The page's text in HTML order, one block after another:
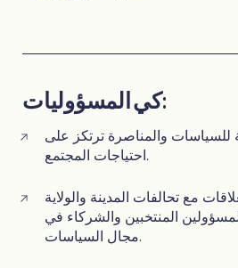
كي المسؤوليات:
للسياسات والمناصرة ترتكز على
احتياجات المجتمع.
مع تحالفات المدينة والولاية
المنتخبين والشركاء في
مجال السياسات.